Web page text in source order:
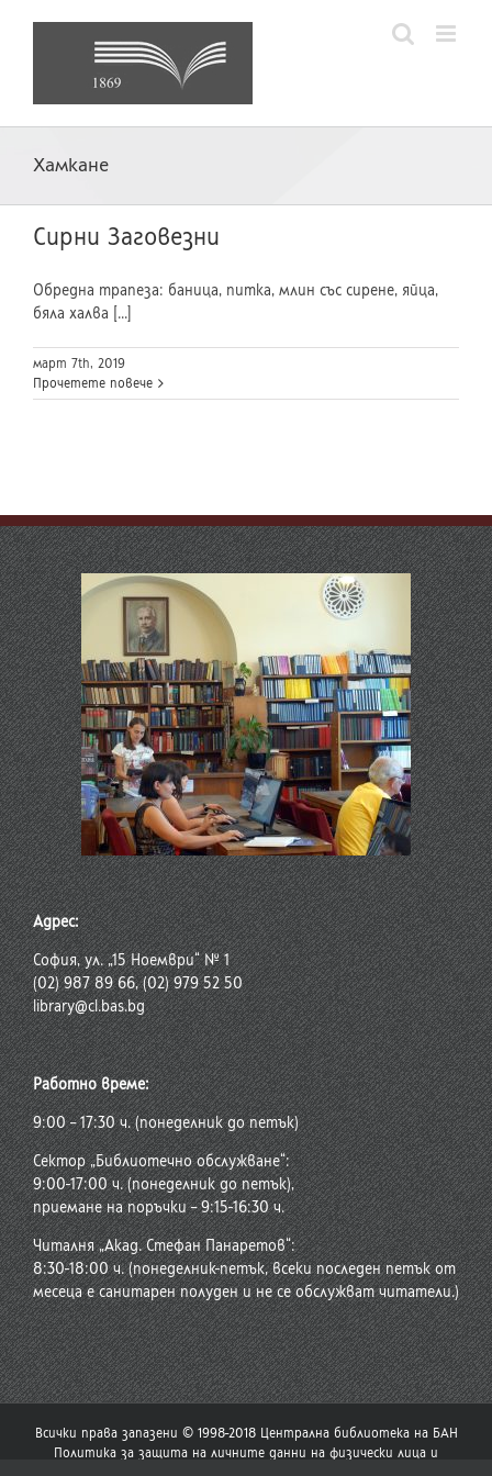
Хамкане
Сирни Заговезни
Обредна трапеза: баница, питка, млин със сирене, яйца,
бяла халва [...]
март 7th, 2019
Прочетете повече
Адрес:
София, ул. „15 Ноември“ № 1
(02) 987 89 66, (02) 979 52 50
library@cl.bas.bg
Работно време:
9:00 – 17:30 ч. (понеделник до петък)
Сектор „Библиотечно обслужване“:
9:00-17:00 ч. (понеделник до петък),
приемане на поръчки – 9:15-16:30 ч.
Читалня „Акад. Стефан Панаретов“:
8:30-18:00 ч. (понеделник-петък, всеки последен петък от
месеца е санитарен полуден и не се обслужват читатели.)
Всички права запазени © 1998-2018 Централна библиотека на БАН
Политика за защита на личните данни на физически лица и